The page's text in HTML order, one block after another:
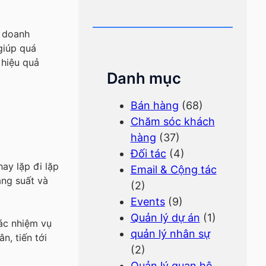
quá
quả
lặp đi lặp
suất và
nhiệm vụ
tiến tới
Danh mục
Bán hàng (68)
Chăm sóc khách
hàng (37)
Đối tác (4)
Email & Cộng tác
(2)
Events(9)
Quản lý dự án (1)
quản lý nhân sự
(2)